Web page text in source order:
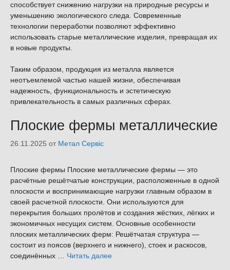
способствует снижению нагрузки на природные ресурсы и
уменьшению экологического следа. Современные
технологии переработки позволяют эффективно
использовать старые металлические изделия, превращая их
в новые продукты.
Таким образом, продукция из металла является
неотъемлемой частью нашей жизни, обеспечивая
надежность, функциональность и эстетическую
привлекательность в самых различных сферах.
Плоские фермы металлические
26.11.2025 от Метал Сервіс
Плоские фермы Плоские металлические фермы — это
расчётные решётчатые конструкции, расположенные в одной
плоскости и воспринимающие нагрузки главным образом в
своей расчетной плоскости. Они используются для
перекрытия больших пролётов и создания жёстких, лёгких и
экономичных несущих систем. Основные особенности
плоских металлических ферм: Решётчатая структура —
состоит из поясов (верхнего и нижнего), стоек и раскосов,
соединённых … Читать далее